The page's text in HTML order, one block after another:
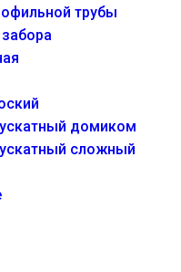
трубы
домиком
сложный